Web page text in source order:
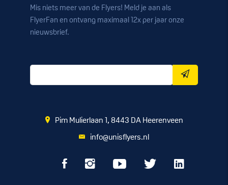
Mis niets meer van de Flyers! Meld je aan als
FlyerFan en ontvang maximaal 12x per jaar onze
nieuwsbrief.
Pim Mulierlaan 1, 8443 DA Heerenveen
info@unisflyers.nl